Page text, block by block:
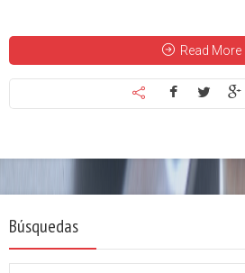
Read More
Búsquedas